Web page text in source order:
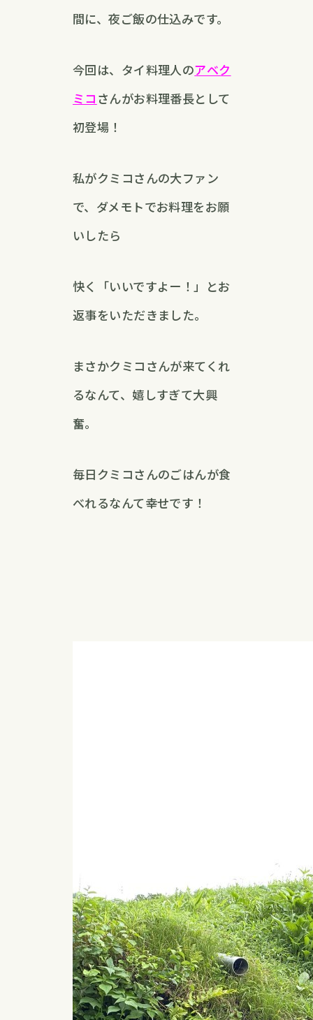
間に、夜ご飯の仕込みです。
今回は、タイ料理人のアベク
ミコ さんがお料理番長として
初登場！
私がクミコさんの大ファン
で、ダメモトでお料理をお願
いしたら
快く「いいですよー！」とお
返事をいただきました。
まさかクミコさんが来てくれ
るなんて、嬉しすぎて大興
奮。
毎日クミコさんのごはんが食
べれるなんて幸せです！